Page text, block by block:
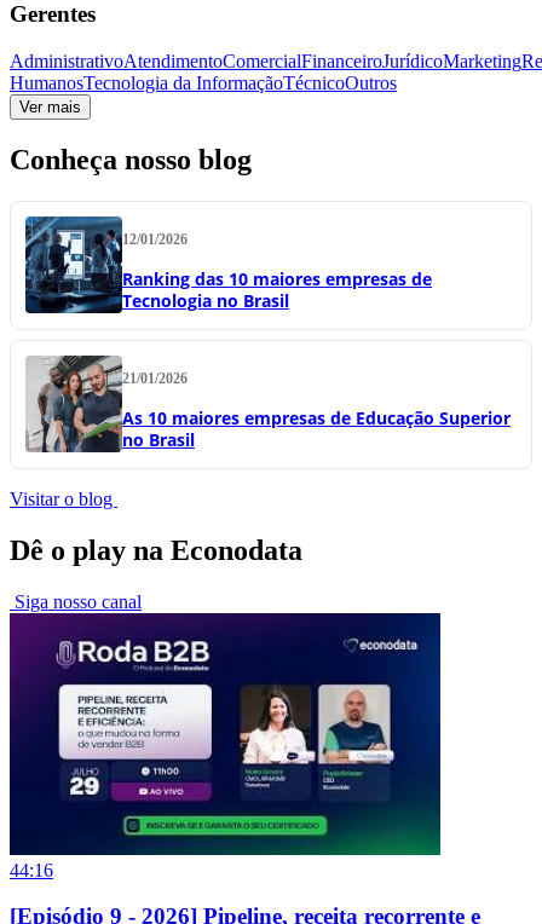
Gerentes
AdministrativoAtendimentoComercialFinanceiroJurídicoMarketing
HumanosTecnologia da InformaçãoTécnicoOutros
Ver mais
Conheça nosso blog
12/01/2026
Ranking das 10 maiores empresas de
Tecnologia no Brasil
21/01/2026
As 10 maiores empresas de Educação Superior
no Brasil
Visitar o blog
Dê o play na Econodata
Siga nosso canal
44:16
[Episódio 9 - 2026] Pipeline, receita recorrente e